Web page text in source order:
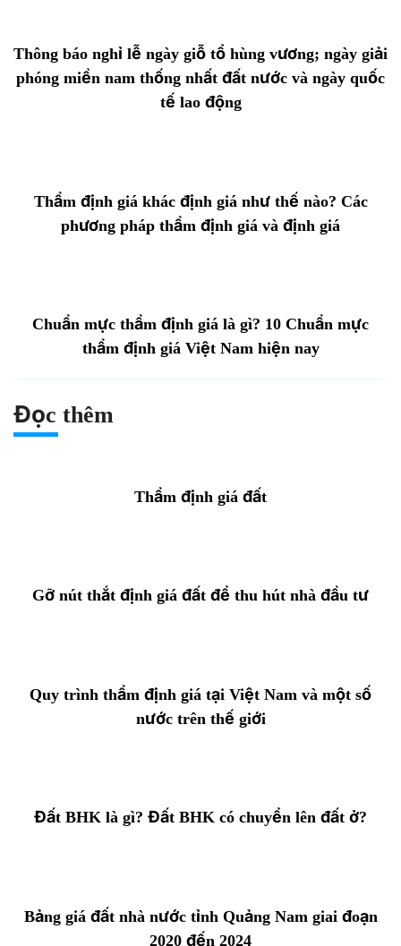
Thông báo nghỉ lễ ngày giỗ tổ hùng vương; ngày giải
phóng miền nam thống nhất đất nước và ngày quốc
tế lao động
Thẩm định giá khác định giá như thế nào? Các
phương pháp thẩm định giá và định giá
Chuẩn mực thẩm định giá là gì? 10 Chuẩn mực
thẩm định giá Việt Nam hiện nay
Đọc thêm
Thẩm định giá đất
Gỡ nút thắt định giá đất để thu hút nhà đầu tư
Quy trình thẩm định giá tại Việt Nam và một số
nước trên thế giới
Đất BHK là gì? Đất BHK có chuyển lên đất ở?
Bảng giá đất nhà nước tỉnh Quảng Nam giai đoạn
2020 đến 2024